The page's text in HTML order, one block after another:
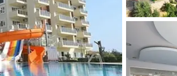
2 797 объектов
Россия · 3 920
Турция · 2 556
Таиланд · 2 172